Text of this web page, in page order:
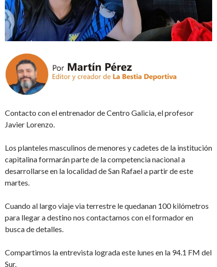
Contacto con el entrenador de Centro Galicia, el profesor
Javier Lorenzo.
Los planteles masculinos de menores y cadetes de la institución
capitalina formarán parte de la competencia nacional a
desarrollarse en la localidad de San Rafael a partir de este
martes.
Cuando al largo viaje via terrestre le quedanan 100 kilómetros
para llegar a destino nos contactamos con el formador en
busca de detalles.
Compartimos la entrevista lograda este lunes en la 94.1 FM del
Sur.